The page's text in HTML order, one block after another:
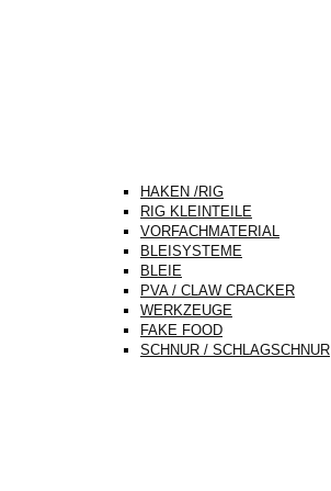
HAKEN /RIG
RIG KLEINTEILE
VORFACHMATERIAL
BLEISYSTEME
BLEIE
PVA / CLAW CRACKER
WERKZEUGE
FAKE FOOD
SCHNUR / SCHLAGSCHNUR